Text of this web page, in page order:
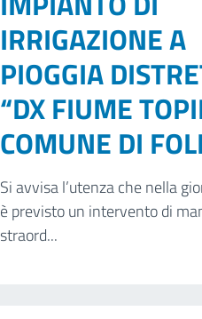
IRRIGAZIONE A
PIOGGIA
“DX FIUME
COMUNE DI
Si avvisa l’utenza che nella
è previsto un intervento di
straord...